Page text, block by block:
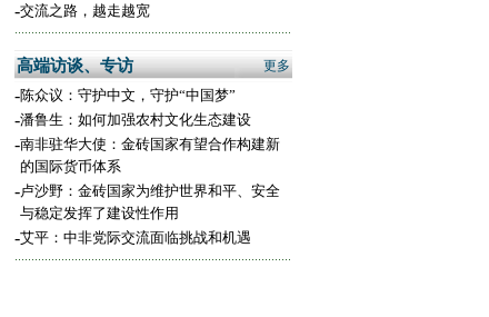
-交流之路，越走越宽
高端访谈、专访 更多
-陈众议：守护中文，守护“中国梦”
-潘鲁生：如何加强农村文化生态建设
-南非驻华大使：金砖国家有望合作构建新
的国际货币体系
-卢沙野：金砖国家为维护世界和平、安全
与稳定发挥了建设性作用
-艾平：中非党际交流面临挑战和机遇